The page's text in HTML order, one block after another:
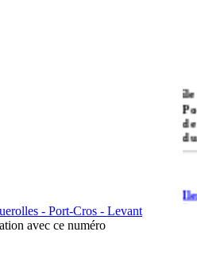
île
- Port-Cros - Levant
avec ce numéro